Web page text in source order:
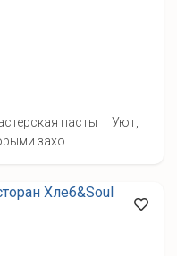
пасты Уют,
захо...